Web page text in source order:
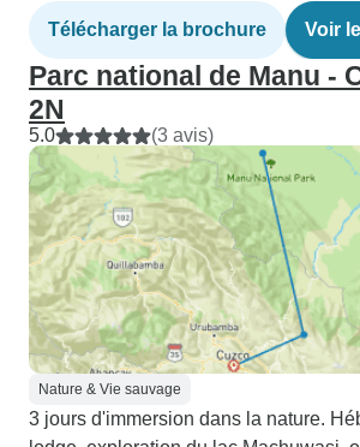
Télécharger la brochure Voir
Parc national de Manu -
2N
5.0 (3 avis)
Nature & Vie sauvage
3 jours d'immersion dans la nature.